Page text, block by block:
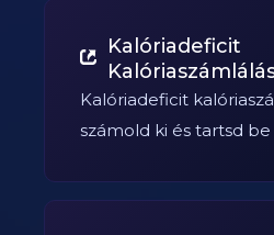
Kalóriadeficit
Kalóriadeficit
számold ki és tartsd